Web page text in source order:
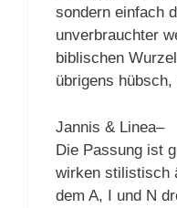
sondern einfach
unverbrauchter
biblischen
übrigens
Jannis & Linea–
Die Passung ist
wirken stilistisch
dem A, I und N